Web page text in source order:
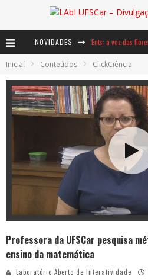
NOVIDADES Ents: a voz das
Notáveis: Bertha Lutz
Inicial Conteúdos ClickCiência
Professora da UFSCar pesquisa
ensino da matemática
Laboratório Aberto de Interatividade